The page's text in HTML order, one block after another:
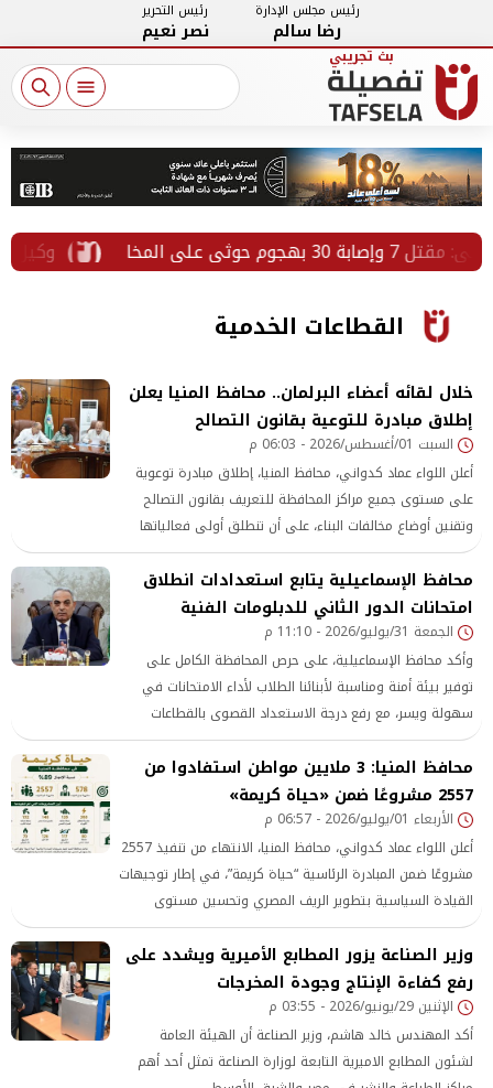
رئيس مجلس الإدارة
رضا سالم
رئيس التحرير
نصر نعيم
وكيل صحة حوثي على المخا
القطاعات الخدمية
خلال لقائه أعضاء البرلمان.. محافظ المنيا يعلن
إطلاق مبادرة للتوعية بقانون التصالح
السبت 01/أغسطس/2026 - 06:03 م
أعلن اللواء عماد كدواني، محافظ المنيا، إطلاق مبادرة توعوية
على مستوى جميع مراكز المحافظة للتعريف بقانون التصالح
وتقنين أوضاع مخالفات البناء، على أن تنطلق أولى فعالياتها
الأسبوع المقبل من ديوان عام المحافظة، بالتنسيق بين أعضاء
مجلسي النواب والشيوخ والوحدات المحلية وإدارات التفتيش
الهندسي.
محافظ الإسماعيلية يتابع استعدادات انطلاق
امتحانات الدور الثاني للدبلومات الفنية
الجمعة 31/يوليو/2026 - 11:10 م
وأكد محافظ الإسماعيلية، على حرص المحافظة الكامل على
توفير بيئة أمنة ومناسبة لأبنائنا الطلاب لأداء الامتحانات في
سهولة ويسر، مع رفع درجة الاستعداد القصوى بالقطاعات
الخدمية
محافظ المنيا: 3 ملايين مواطن استفادوا من
2557 مشروعًا ضمن «حياة كريمة»
الأربعاء 01/يوليو/2026 - 06:57 م
أعلن اللواء عماد كدواني، محافظ المنيا، الانتهاء من تنفيذ 2557
مشروعًا ضمن المبادرة الرئاسية “حياة كريمة”، في إطار توجيهات
القيادة السياسية بتطوير الريف المصري وتحسين مستوى
الخدمات المقدمة للمواطنين، مشيرًا إلى أن نسبة تنفيذ
المشروعات بالمحافظة بلغت 89%، واستفاد من تلك المشروعات
نحو 3 ملايين مواطن داخل 192 قرية و757 تابعًا بمراكز العدوة،
ومغاغة، وأبوقرقاص، وملوي، وديرمواس.
وزير الصناعة يزور المطابع الأميرية ويشدد على
رفع كفاءة الإنتاج وجودة المخرجات
الإثنين 29/يونيو/2026 - 03:55 م
أكد المهندس خالد هاشم، وزير الصناعة أن الهيئة العامة
لشئون المطابع الاميرية التابعة لوزارة الصناعة تمثل أحد أهم